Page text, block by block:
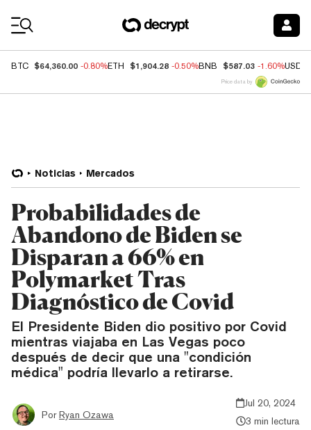
BTC $64,360.00 -0.80%ETH $1,904.28 -0.50%BNB $587.03 -1.60%USDC
Price data by
Noticias Mercados
Probabilidades de
Abandono de Biden se
Disparan a 66% en
Polymarket Tras
Diagnóstico de Covid
El Presidente Biden dio positivo por Covid
mientras viajaba en Las Vegas poco
después de decir que una "condición
médica" podría llevarlo a retirarse.
Por Ryan Ozawa
Jul 20, 2024
3 min lectura